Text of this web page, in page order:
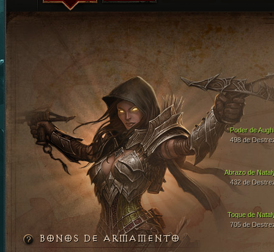
Abrazo de
432 de
Toque de
705 de
Poder de
498 de
BONOS DE ARMAMENTO